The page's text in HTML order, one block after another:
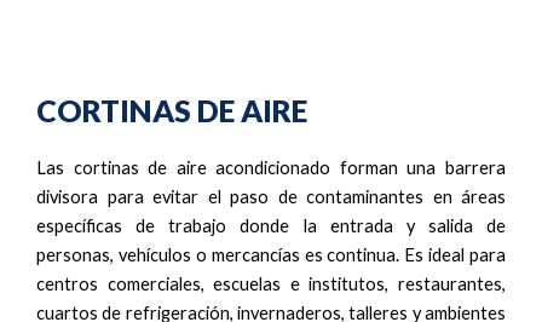
CORTINAS DE AIRE
Las cortinas de aire acondicionado forman una barrera
divisora para evitar el paso de contaminantes en áreas
específicas de trabajo donde la entrada y salida de
personas, vehículos o mercancías es continua. Es ideal para
centros comerciales, escuelas e institutos, restaurantes,
cuartos de refrigeración, invernaderos, talleres y ambientes